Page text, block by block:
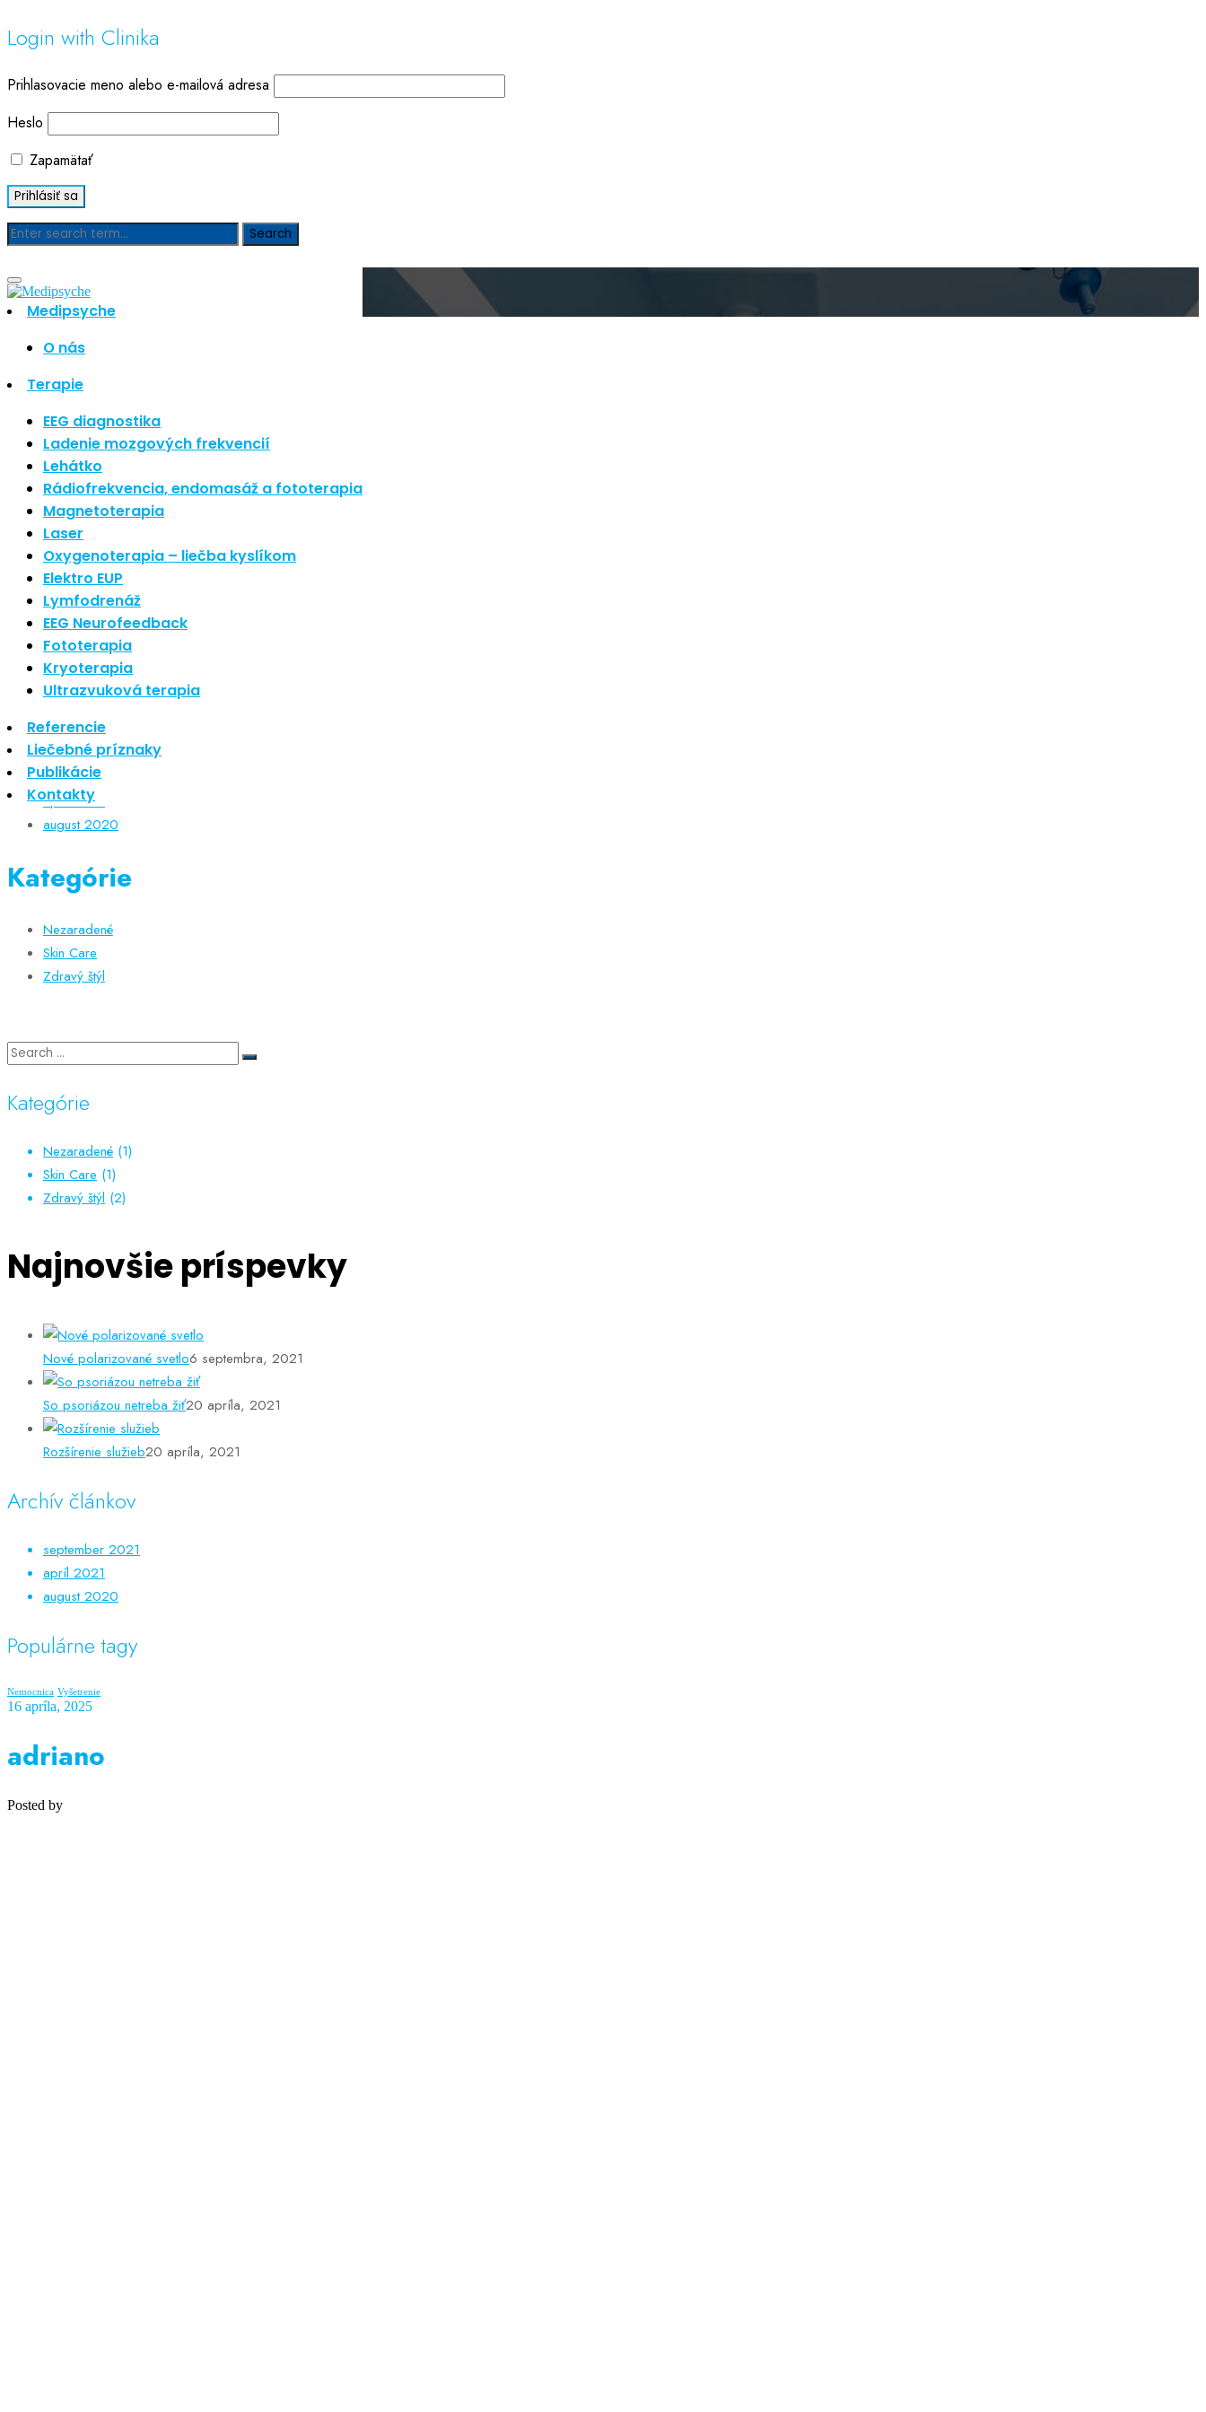
Login with Clinika
Prihlasovacie meno alebo e-mailová adresa
Heslo
Zapamätať
Medipsyche
O nás
Terapie
EEG diagnostika
Ladenie mozgových frekvencií
Lehátko
Rádiofrekvencia, endomasáž a fototerapia
Magnetoterapia
Laser
Oxygenoterapia – liečba kyslíkom
Elektro EUP
Lymfodrenáž
EEG Neurofeedback
Fototerapia
Kryoterapia
Ultrazvuková terapia
Referencie
Liečebné príznaky
Publikácie
Kontakty
Blog
Hľadať
Najnovšie články
Nové polarizované svetlo
So psoriázou netreba žiť
Rozšírenie služieb
Hudba a vývoj mozgu
Najnovšie komentáre
Žiadne komentáre na zobrazenie.
Archív
september 2021
apríl 2021
august 2020
Kategórie
Nezaradené
Skin Care
Zdravý štýl
Kategórie
Nezaradené (1)
Skin Care (1)
Zdravý štýl (2)
Najnovšie príspevky
Nové polarizované svetlo6 septembra, 2021
So psoriázou netreba žiť20 apríla, 2021
Rozšírenie služieb20 apríla, 2021
Archív článkov
september 2021
apríl 2021
august 2020
Populárne tagy
Nemocnica Vyšetrenie
16 apríla, 2025
adriano
Posted by